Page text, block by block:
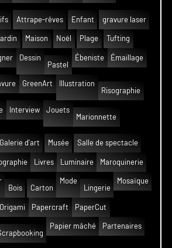
Attrape-rêves Enfant gravure laser
Maison Noël Plage Tufting
Dessin
Pastel
Ébeniste Émaillage
GreenArt
Illustration
Risographie
Interview
Jouets
Marionnette
Galerie d'art
Musée Salle de spectacle
Livres Luminaire Maroquinerie
Bois
Carton
Mode
Lingerie
Mosaïque
Origami Papercraft PaperCut
Papier mâché Partenaires